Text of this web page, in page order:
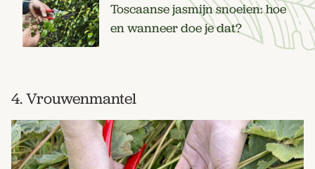
Toscaanse jasmijn snoeien: hoe
en wanneer doe je dat?
4. Vrouwenmantel